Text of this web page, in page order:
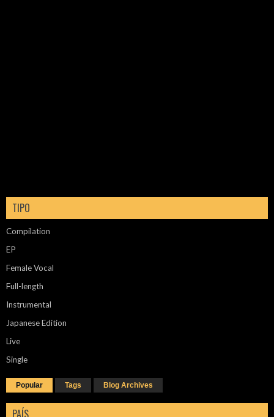
TIPO
Compilation
EP
Female Vocal
Full-length
Instrumental
Japanese Edition
Live
Single
Popular Tags Blog Archives
PAÍS